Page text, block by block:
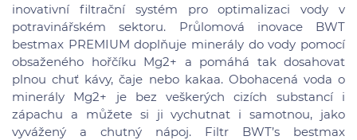
inovativní filtrační systém pro optimalizaci vody v
potravinářském sektoru. Průlomová inovace BWT
bestmax PREMIUM doplňuje minerály do vody pomocí
obsaženého hořčíku Mg2+ a pomáhá tak dosahovat
plnou chuť kávy, čaje nebo kakaa. Obohacená voda o
minerály Mg2+ je bez veškerých cizích substancí i
zápachu a můžete si ji vychutnat i samotnou, jako
vyvážený a chutný nápoj. Filtr BWT’s bestmax